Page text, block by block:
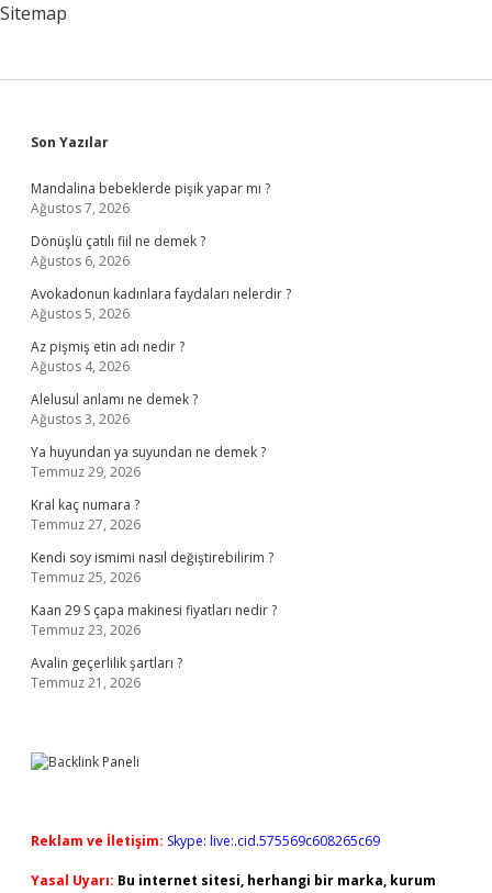
Sitemap
Sidebar
Son Yazılar
Mandalina bebeklerde pişik yapar mı ?
Ağustos 7, 2026
Dönüşlü çatılı fiil ne demek ?
Ağustos 6, 2026
Avokadonun kadınlara faydaları nelerdir ?
Ağustos 5, 2026
Az pişmiş etin adı nedir ?
Ağustos 4, 2026
Alelusul anlamı ne demek ?
Ağustos 3, 2026
Ya huyundan ya suyundan ne demek ?
Temmuz 29, 2026
Kral kaç numara ?
Temmuz 27, 2026
Kendi soy ismimi nasıl değiştirebilirim ?
Temmuz 25, 2026
Kaan 29 S çapa makinesi fiyatları nedir ?
Temmuz 23, 2026
Avalin geçerlilik şartları ?
Temmuz 21, 2026
Reklam ve İletişim: Skype: live:.cid.575569c608265c69
Yasal Uyarı: Bu internet sitesi, herhangi bir marka, kurum